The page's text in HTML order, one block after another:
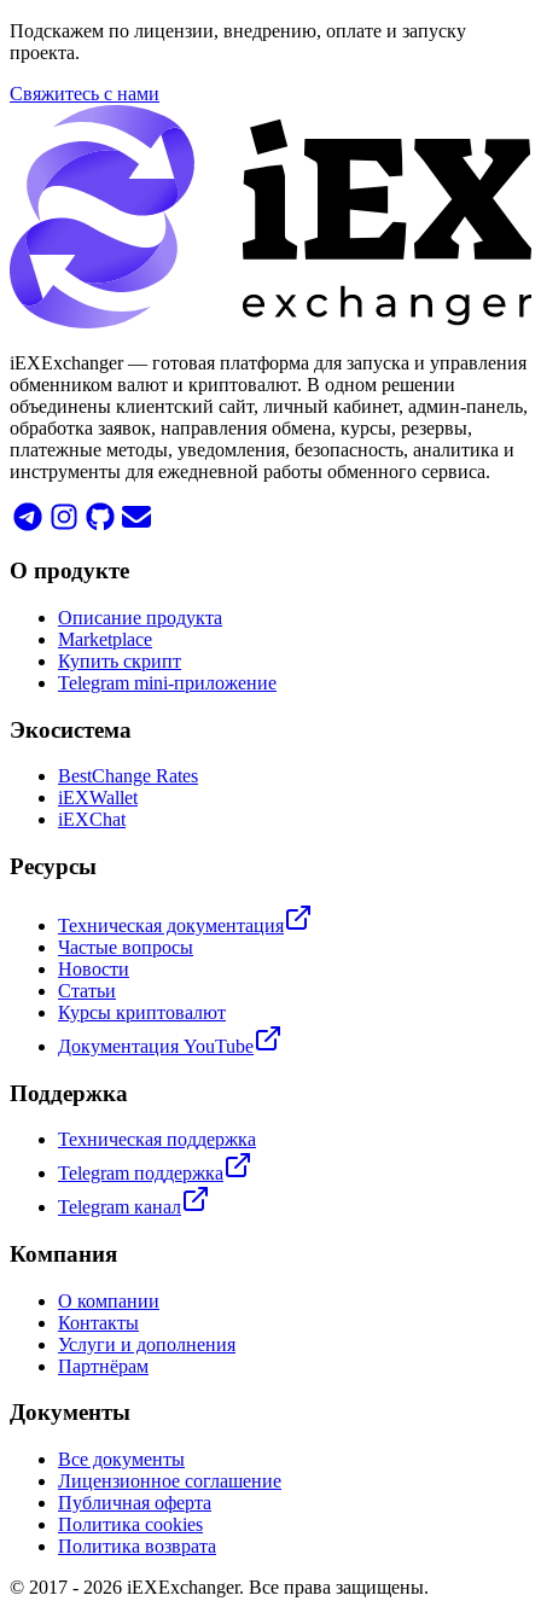
Подскажем по лицензии, внедрению, оплате и запуску
проекта.
Свяжитесь с нами
iEXExchanger — готовая платформа для запуска и управления
обменником валют и криптовалют. В одном решении
объединены клиентский сайт, личный кабинет, админ-панель,
обработка заявок, направления обмена, курсы, резервы,
платежные методы, уведомления, безопасность, аналитика и
инструменты для ежедневной работы обменного сервиса.
О продукте
Описание продукта
Marketplace
Купить скрипт
Telegram mini-приложение
Экосистема
BestChange Rates
iEXWallet
iEXChat
Ресурсы
Техническая документация
Частые вопросы
Новости
Статьи
Курсы криптовалют
Документация YouTube
Поддержка
Техническая поддержка
Telegram поддержка
Telegram канал
Компания
О компании
Контакты
Услуги и дополнения
Партнёрам
Документы
Все документы
Лицензионное соглашение
Публичная оферта
Политика cookies
Политика возврата
© 2017 - 2026 iEXExchanger. Все права защищены.